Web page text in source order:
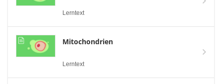
Lerntext
Mitochondrien
Lerntext